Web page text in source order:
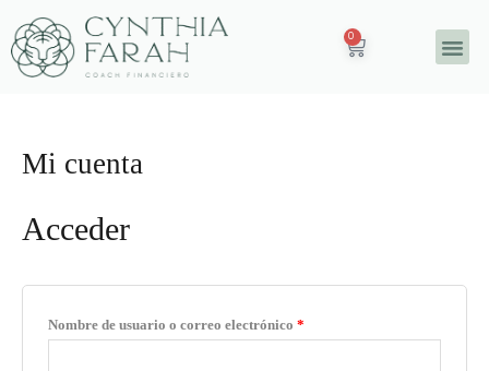
al
contenido
0 Carrito
Mi cuenta
Acceder
Nombre de usuario o correo electrónico *